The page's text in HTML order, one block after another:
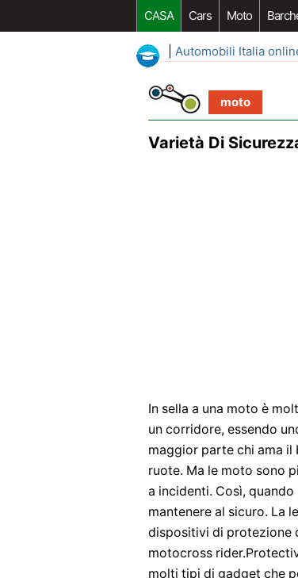
CASA Cars Moto
Automobili Italia
moto
Varietà Di
In sella a una moto è
un corridore, essendo
maggior parte chi ama
ruote. Ma le moto sono
a incidenti. Così,
mantenere al sicuro. La
dispositivi di protezione
motocross
molti tipi di gadget che